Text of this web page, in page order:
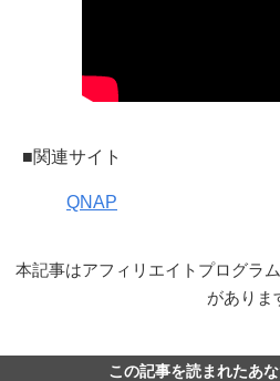
■関連サイト
QNAP
本記事はアフィリエイトプログラ
がありま
この記事を読まれたあ